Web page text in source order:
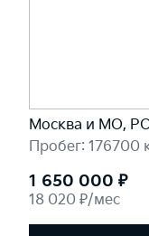
Москва и МО,
Пробег: 176700
1 650 000 ₽
18 020 ₽/мес